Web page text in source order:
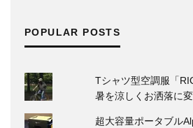
POPULAR POSTS
Tシャツ型空調服「
暑を涼しくお洒落に変
超大容量ポータブル